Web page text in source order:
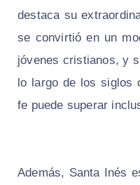
destaca su
se convirtió en un
jóvenes cristianos, y
lo largo de los siglos
fe puede superar
Además, Santa Inés